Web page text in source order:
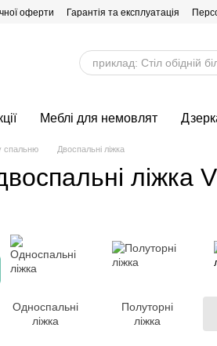
оферти Гарантія та експлуатація
Меблі для немовлят
спальню Двоспальні ліжка
ліжка
Односпальні
ліжка
Полуторні
ліжка